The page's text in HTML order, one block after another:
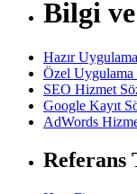
Bilgi
Hazır
Özel Uygulama
SEO Hizmet
Google Kayıt
AdWords
Referans